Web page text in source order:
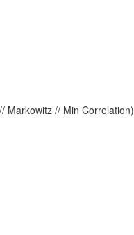
Markowitz // Min Correlation)